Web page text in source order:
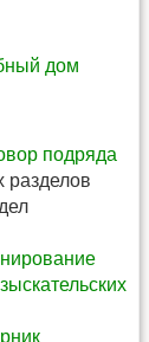
дом
подряда
разделов